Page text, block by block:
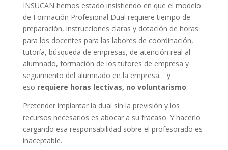
INSUCAN hemos estado insistiendo en que el modelo
de Formación Profesional Dual requiere tiempo de
preparación, instrucciones claras y dotación de horas
para los docentes para las labores de coordinación,
tutoría, búsqueda de empresas, de atención real al
alumnado, formación de los tutores de empresa y
seguimiento del alumnado en la empresa… y
eso requiere horas lectivas, no voluntarismo.
Pretender implantar la dual sin la previsión y los
recursos necesarios es abocar a su fracaso. Y hacerlo
cargando esa responsabilidad sobre el profesorado es
inaceptable.